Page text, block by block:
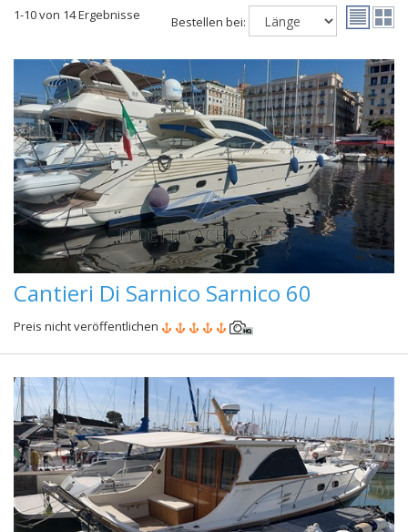
1-10 von 14 Ergebnisse Bestellen bei:
Cantieri Di Sarnico Sarnico 60
Preis nicht veröffentlichen